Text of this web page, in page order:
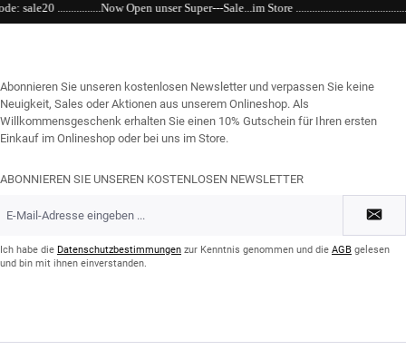
Open unser Super---Sale...im Store
Abonnieren Sie unseren kostenlosen Newsletter und verpassen Sie keine
Neuigkeit, Sales oder Aktionen aus unserem Onlineshop. Als
Willkommensgeschenk erhalten Sie einen 10% Gutschein für Ihren ersten
Einkauf im Onlineshop oder bei uns im Store.
ABONNIEREN SIE UNSEREN KOSTENLOSEN NEWSLETTER
Mail-
*Ich habe die Datenschutzbestimmungen zur Kenntnis genommen und die AGB gelesen
und bin mit ihnen einverstanden.